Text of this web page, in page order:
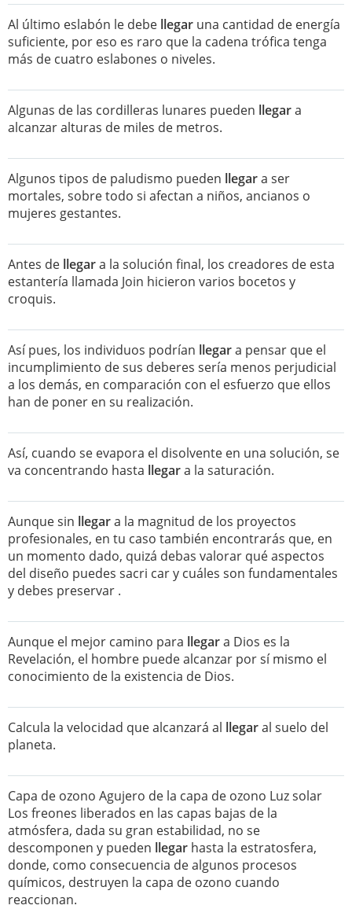
Al último eslabón le debe llegar una cantidad de energía
suficiente, por eso es raro que la cadena trófica tenga
más de cuatro eslabones o niveles.
Algunas de las cordilleras lunares pueden llegara
alcanzar alturas de miles de metros.
Algunos tipos de paludismo pueden llegara ser
mortales, sobre todo si afectan a niños, ancianos o
mujeres gestantes.
Antes de llegara la solución final, los creadores de esta
estantería llamada Join hicieron varios bocetos y
croquis.
Así pues, los individuos podrían llegara pensar que el
incumplimiento de sus deberes sería menos perjudicial
a los demás, en comparación con el esfuerzo que ellos
han de poner en su realización.
Así, cuando se evapora el disolvente en una solución, se
va concentrando hasta llegara la saturación.
Aunque sin llegara la magnitud de los proyectos
profesionales, en tu caso también encontrarás que, en
un momento dado, quizá debas valorar qué aspectos
del diseño puedes sacri car y cuáles son fundamentales
y debes preservar .
Aunque el mejor camino para llegara Dios es la
Revelación, el hombre puede alcanzar por sí mismo el
conocimiento de la existencia de Dios.
Calcula la velocidad que alcanzará al llegaral suelo del
planeta.
Capa de ozono Agujero de la capa de ozono Luz solar
Los freones liberados en las capas bajas de la
atmósfera, dada su gran estabilidad, no se
descomponen y pueden llegar hasta la estratosfera,
donde, como consecuencia de algunos procesos
químicos, destruyen la capa de ozono cuando
reaccionan.